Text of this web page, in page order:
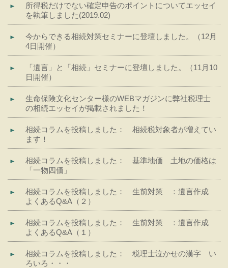
所得税だけでない確定申告のポイントについてエッセイ
を執筆しました(2019.02)
今からできる相続対策セミナーに登壇しました。（12月
4日開催）
「遺言」と「相続」セミナーに登壇しました。（11月10
日開催）
生命保険文化センター様のWEBマガジンに弊社税理士
の相続エッセイが掲載されました！
相続コラムを投稿しました： 相続税対象者が増えてい
ます！
相続コラムを投稿しました： 基準地価 土地の価格は
「一物四価」
相続コラムを投稿しました： 生前対策 ：遺言作成
よくあるQ&A（２）
相続コラムを投稿しました： 生前対策 ：遺言作成
よくあるQ&A（１）
相続コラムを投稿しました： 税理士泣かせの漢字 い
ろいろ・・・